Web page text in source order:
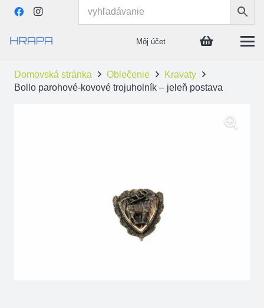
Môj účet
Domovská stránka Oblečenie
Kravaty
Bollo parohové-kovové trojuholník – jeleň postava